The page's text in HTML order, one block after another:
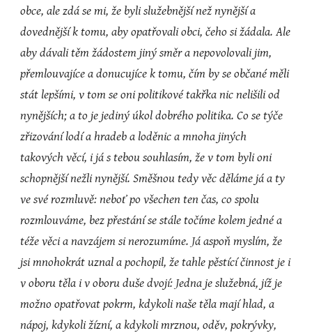
obce, ale zdá se mi, že byli služebnější než nynější a
dovednější k tomu, aby opatřovali obci, čeho si žádala. Ale
aby dávali těm žádostem jiný směr a nepovolovali jim,
přemlouvajíce a donucujíce k tomu, čím by se občané měli
stát lepšími, v tom se oni politikové takřka nic nelišili od
nynějších; a to je jediný úkol dobrého politika. Co se týče
zřizování lodí a hradeb a loděnic a mnoha jiných
takových věcí, i já s tebou souhlasím, že v tom byli oni
schopnější nežli nynější. Směšnou tedy věc děláme já a ty
ve své rozmluvě: neboť po všechen ten čas, co spolu
rozmlouváme, bez přestání se stále točíme kolem jedné a
téže věci a navzájem si nerozumíme. Já aspoň myslím, že
jsi mnohokrát uznal a pochopil, že tahle pěstící činnost je i
v oboru těla i v oboru duše dvojí: Jedna je služebná, jíž je
možno opatřovat pokrm, kdykoli naše těla mají hlad, a
nápoj, kdykoli žízní, a kdykoli mrznou, oděv, pokrývky,